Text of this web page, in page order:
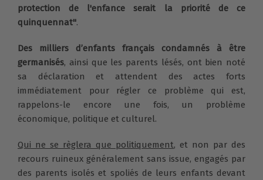
protection de l'enfance serait la priorité de ce
quinquennat".
Des milliers d’enfants français condamnés à être
germanisés, ainsi que les parents lésés, ont bien noté
sa déclaration et attendent des actes forts
immédiatement pour régler ce problème qui est,
rappelons-le encore une fois, un problème
économique, politique et culturel.
Qui ne se règlera que politiquement, et non par des
recours ruineux généralement sans issue, engagés par
des parents isolés et spoliés de leurs enfants devant